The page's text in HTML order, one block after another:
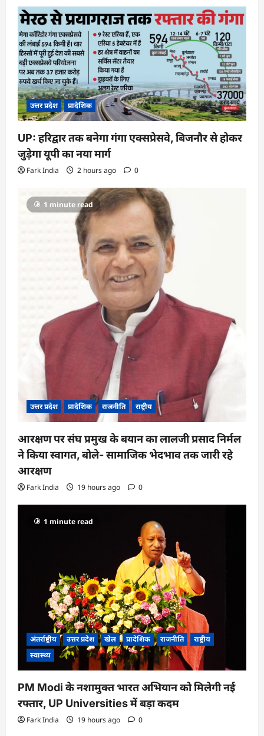
a
t
i
o
n
उत्तर प्रदेश प्रादेशिक
UP: हरिद्वार तक बनेगा गंगा एक्सप्रेसवे, बिजनौर से होकर
जुड़ेगा यूपी का नया मार्ग
Fark India 2 hours ago 0
1 minute read
उत्तर प्रदेश प्रादेशिक राजनीति राष्ट्रीय
आरक्षण पर संघ प्रमुख के बयान का लालजी प्रसाद निर्मल
ने किया स्वागत, बोले- सामाजिक भेदभाव तक जारी रहे
आरक्षण
Fark India 19 hours ago 0
1 minute read
अंतर्राष्ट्रीय उत्तर प्रदेश खेल प्रादेशिक राजनीति
राष्ट्रीय
स्वास्थ्य
PM Modi के नशामुक्त भारत अभियान को मिलेगी नई
रफ्तार, UP Universities में बड़ा कदम
Fark India 19 hours ago 0